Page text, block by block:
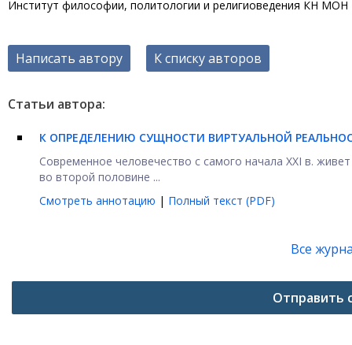
Институт философии, политологии и религиоведения КН МОН
Написать автору К списку авторов
Статьи автора:
К ОПРЕДЕЛЕНИЮ СУЩНОСТИ ВИРТУАЛЬНОЙ
Современное человечество с самого начала XXI в.
во второй половине ...
Смотреть аннотацию | Полный текст (PDF)
Все
Отправить